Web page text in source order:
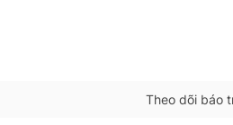
Theo dõi báo